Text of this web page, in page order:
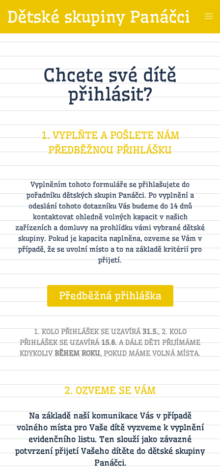
Dětské skupiny Panáčci
Chcete své dítě
přihlásit?
1. VYPLŇTE A POŠLETE NÁM
PŘEDBĚŽNOU PŘIHLÁŠKU
Vyplněním tohoto formuláře se přihlašujete do
pořadníku dětských skupin Panáčci. Po vyplnění a
odeslání tohoto dotazníku Vás budeme do 14 dnů
kontaktovat ohledně volných kapacit v našich
zařízeních a domluvy na prohlídku vámi vybrané dětské
skupiny. Pokud je kapacita naplněna, ozveme se Vám v
případě, že se uvolní místo a to na základě kritérií pro
přijetí.
Předběžná přihláška
1. KOLO PŘIHLÁŠEK SE UZAVÍRÁ31.5., 2. KOLO
PŘIHLÁŠEK SE UZAVÍRÁ15.8.A DÁLE DĚTI PŘIJÍMÁME
KDYKOLIV BĚHEM ROKU, POKUD MÁME VOLNÁ MÍSTA.
2. OZVEME SE VÁM
Na základě naší komunikace Vás v případě
volného místa pro Vaše dítě vyzveme k vyplnění
evidenčního listu. Ten slouží jako závazné
potvrzení přijetí Vašeho dítěte do dětské skupiny
Panáčci.